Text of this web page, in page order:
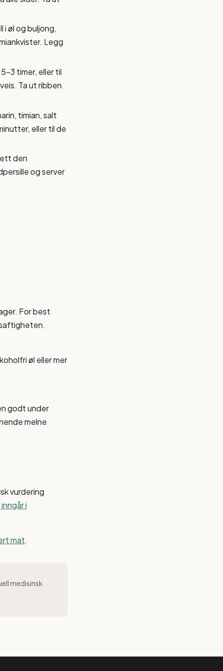
i øl og buljong,
Legg
3 timer, eller til
Ta ut ribben
timian, salt
eller til de
den
og server
For best
øl eller mer
godt under
melne
vurdering
i
mat.
medisinsk